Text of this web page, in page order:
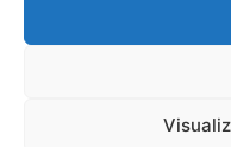
Contatti